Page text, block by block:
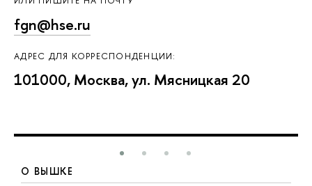
fgn@hse.ru
АДРЕС ДЛЯ КОРРЕСПОНДЕНЦИИ:
101000, Москва, ул. Мясницкая 20
О ВЫШКЕ